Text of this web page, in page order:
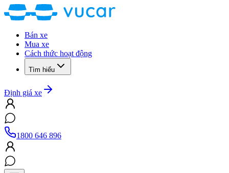
Bán xe
Mua xe
Cách thức hoạt động
Tìm hiểu
Định giá xe
1800 646 896